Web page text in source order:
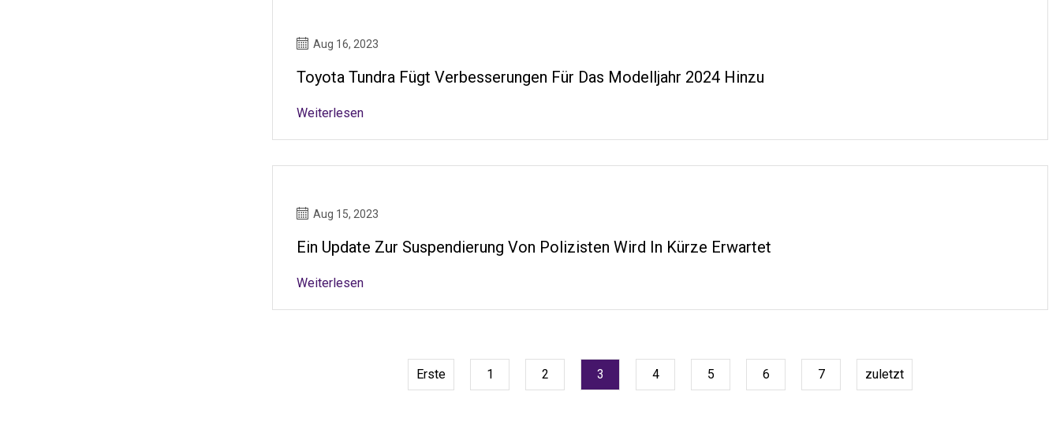
Aug 16, 2023
Toyota Tundra Fügt Verbesserungen Für Das Modelljahr 2024 Hinzu
Weiterlesen
Aug 15, 2023
Ein Update Zur Suspendierung Von Polizisten Wird In Kürze Erwartet
Weiterlesen
Erste 1 2 3 4 5 6 7 zuletzt